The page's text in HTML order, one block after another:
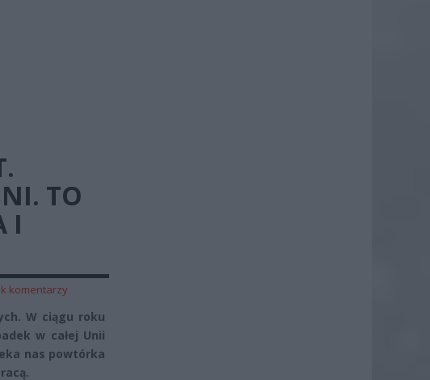
TO
I
komentarzy
W ciągu roku
w całej Unii
nas powtórka